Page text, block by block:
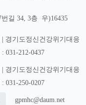
길 34, 3층 우)16435
경기도정신건강위기대응
031-212-0437
경기도정신건강위기대응
031-250-0207
gpmhc@daum.net